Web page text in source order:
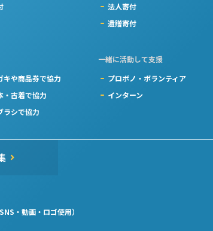
法人寄付
遺贈寄付
キや商品券で協力
・古着で協力
ラシで協力
一緒に活動して支援
プロボノ・ボランティア
インターン
・動画・ロゴ使用）